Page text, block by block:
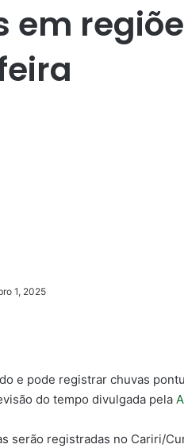
em
1, 2025
e pode registrar chuvas
do tempo divulgada pela
serão registradas no Cariri/